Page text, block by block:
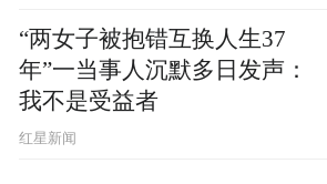
“两女子被抱错互换人生37
年”一当事人沉默多日发声：
我不是受益者
红星新闻